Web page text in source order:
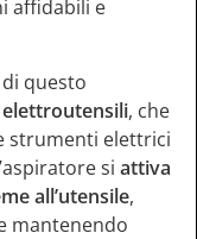
affidabili e
questo
, che
strumenti elettrici
si attiva
all’utensile,
mantenendo